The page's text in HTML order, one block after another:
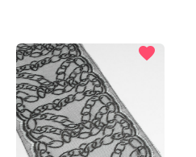
favorite